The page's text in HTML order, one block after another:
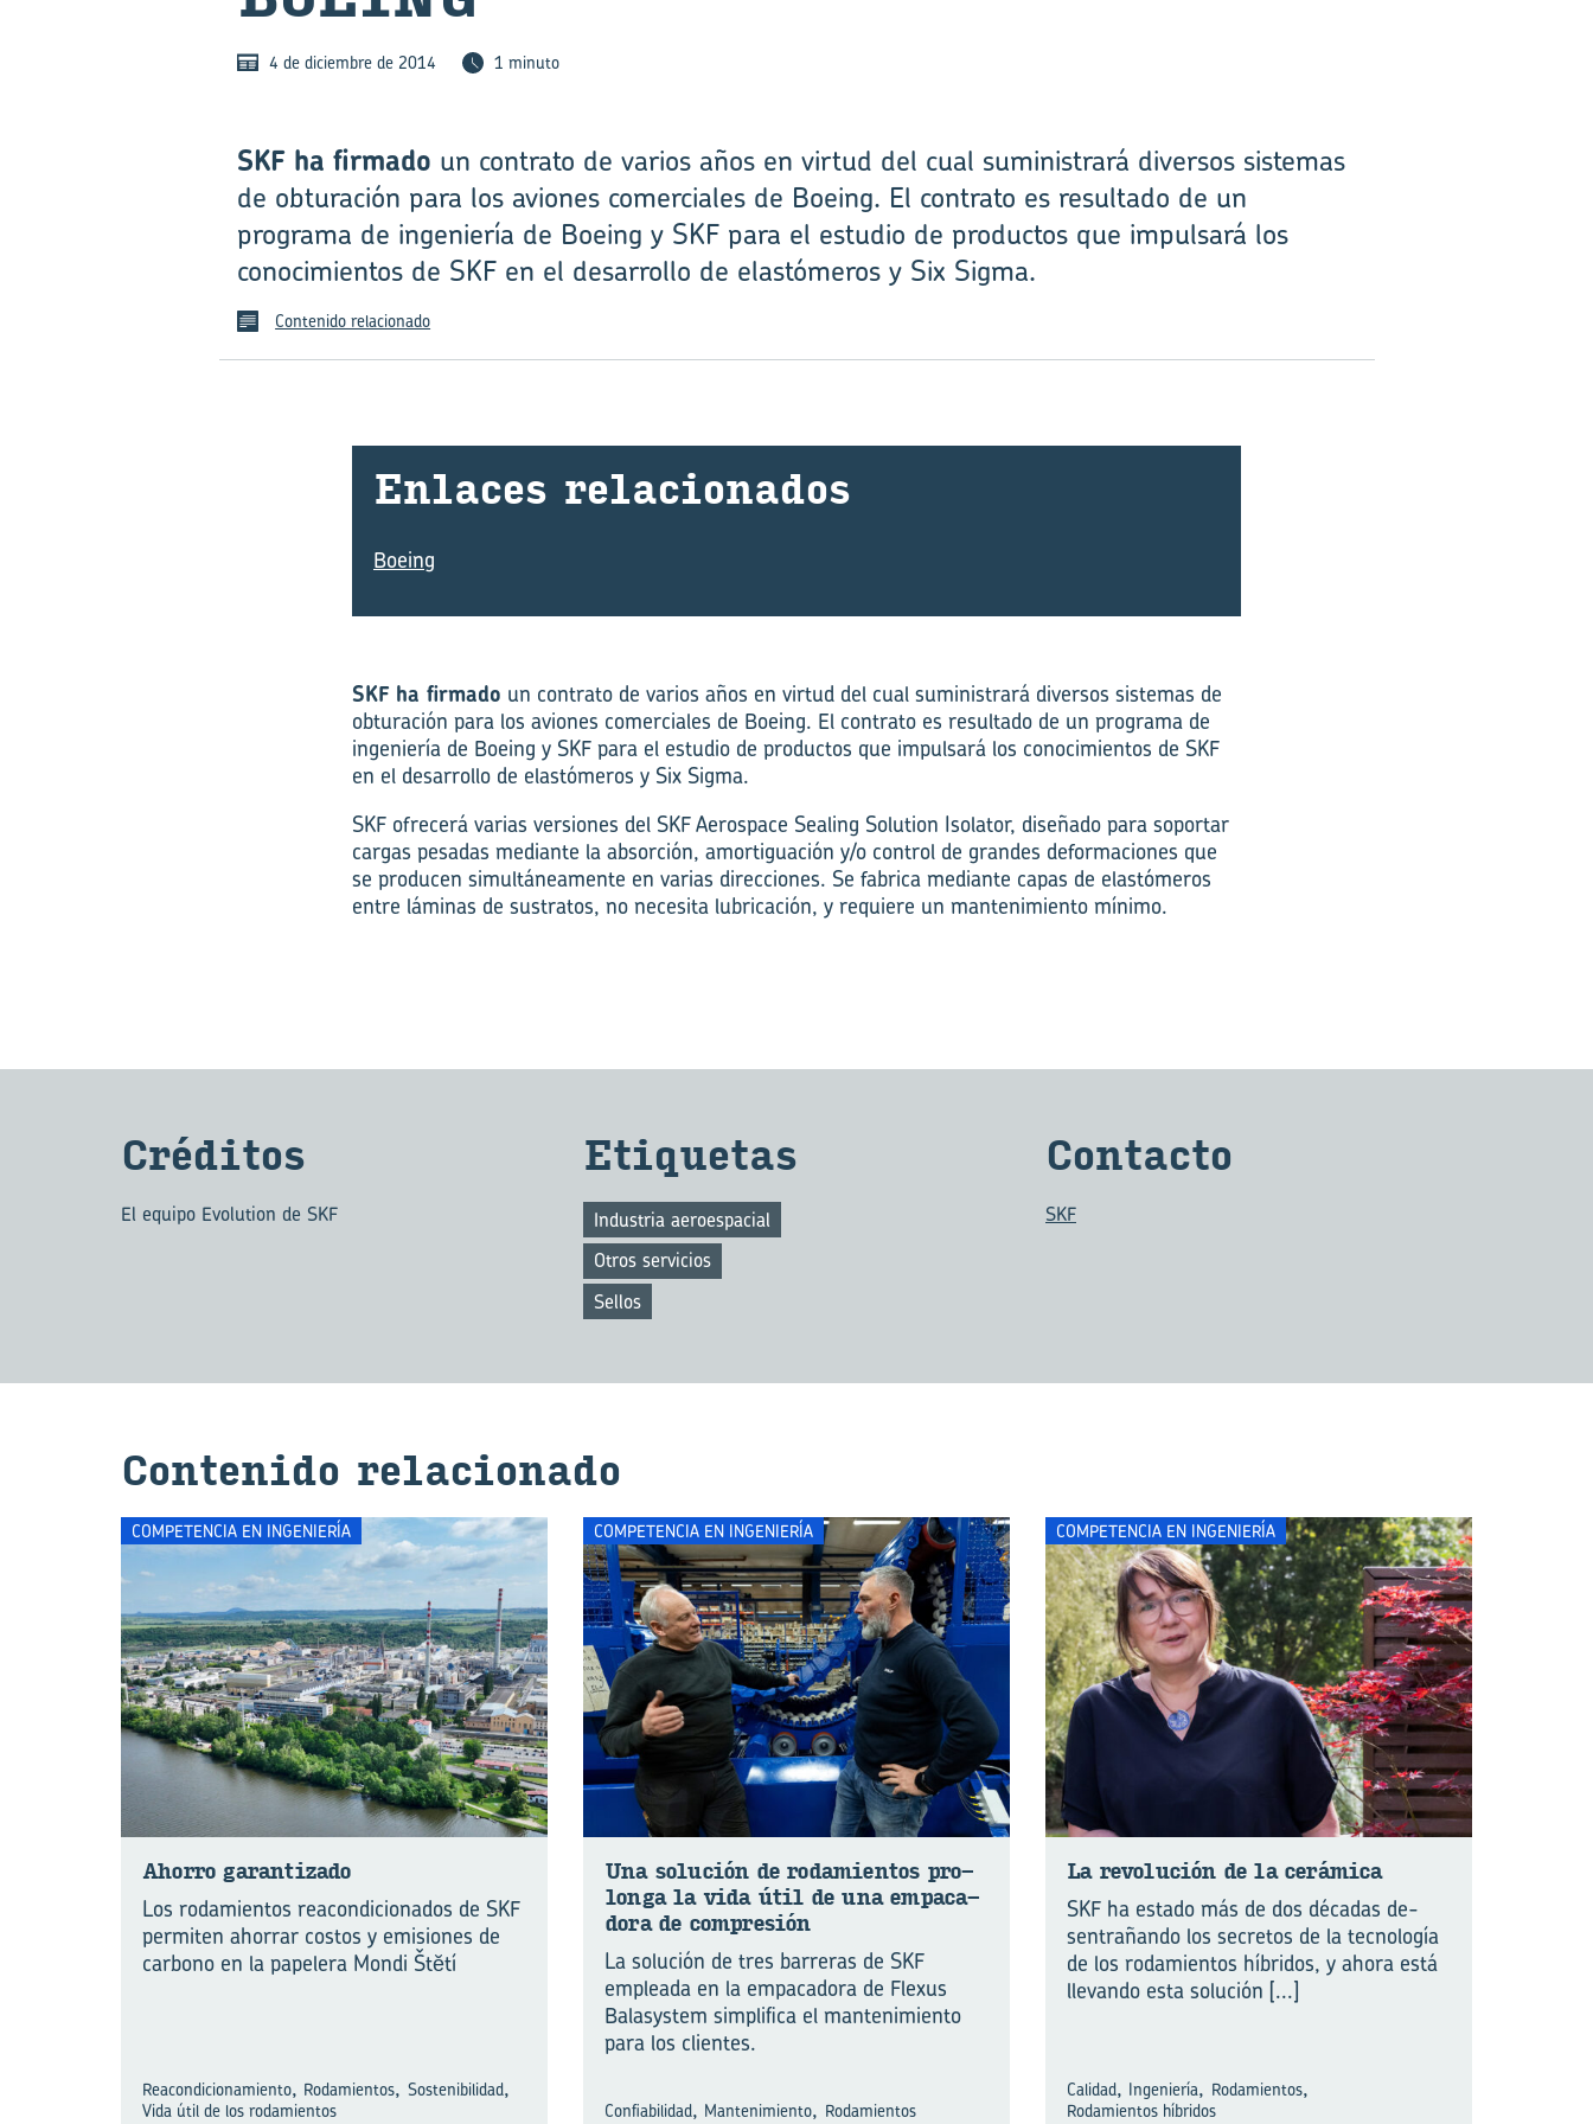
4 de diciembre de 2014 1 minuto
SKF ha firmado un contrato de varios años en virtud del cual suministrará diversos sistemas
de obturación para los aviones comerciales de Boeing. El contrato es resultado de un
programa de ingeniería de Boeing y SKF para el estudio de productos que impulsará los
conocimientos de SKF en el desarrollo de elastómeros y Six Sigma.
Contenido relacionado
En­la­ces re­la­cio­na­dos
Boeing
SKF ha firmado un contrato de varios años en virtud del cual suministrará diversos sistemas de
obturación para los aviones comerciales de Boeing. El contrato es resultado de un programa de
ingeniería de Boeing y SKF para el estudio de productos que impulsará los conocimientos de SKF
en el desarrollo de elastómeros y Six Sigma.
SKF ofrecerá varias versiones del SKF Aerospace Sealing Solution Isolator, diseñado para soportar
cargas pesadas mediante la absorción, amortiguación y/o control de grandes deformaciones que
se producen simultáneamente en varias direcciones. Se fabrica mediante capas de elastómeros
entre láminas de sustratos, no necesita lubricación, y requiere un mantenimiento mínimo.
Cré­di­tos
El equipo Evolution de SKF
Eti­que­tas
Industria aeroespacial
Otros servicios
Sellos
Con­tac­to
SKF
Con­te­ni­do re­la­cio­na­do
COMPETENCIA EN INGENIERÍA
Aho­rro ga­ran­ti­za­do
Los rodamientos reacondicionados de SKF
permiten ahorrar costos y emisiones de
carbono en la papelera Mondi Štĕtí
Reacondicionamiento, Rodamientos, Sostenibilidad,
Vida útil de los rodamientos
COMPETENCIA EN INGENIERÍA
Una so­lu­ción de ro­da­mien­tos pro­
lon­ga la vida útil de una em­pa­ca­
do­ra de com­pre­sión
La solución de tres barreras de SKF
empleada en la empacadora de Flexus
Balasystem simplifica el mantenimiento
para los clientes.
Confiabilidad, Mantenimiento, Rodamientos
COMPETENCIA EN INGENIERÍA
La re­vo­lu­ción de la ce­rá­mi­ca
SKF ha estado más de dos décadas de­
sentrañando los secretos de la tecnología
de los rodamientos híbridos, y ahora está
llevando esta solución [...]
Calidad, Ingeniería, Rodamientos,
Rodamientos híbridos